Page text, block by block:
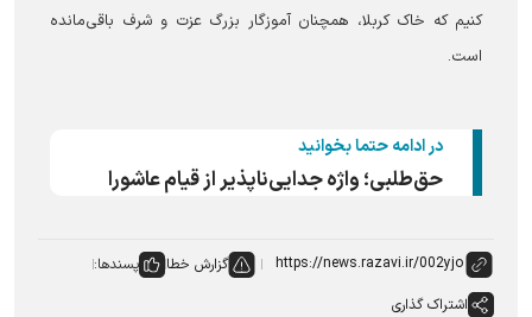
کنیم که خاک کربلا، همچنان آموزگار بزرگ عزت و شرف باقی‌مانده
است.
در ادامه حتما بخوانید
حق‌طلبی؛ واژه جدایی‌ناپذیر از قیام عاشورا
گزارش خطا
پسندها:
اشتراک گذاری